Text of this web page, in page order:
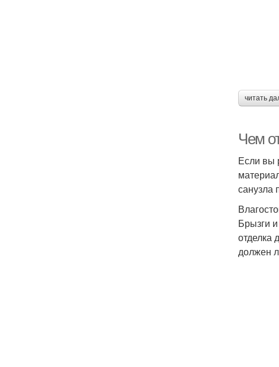
читать
Чем
Если вы
санузла
Брызги
отделка
должен